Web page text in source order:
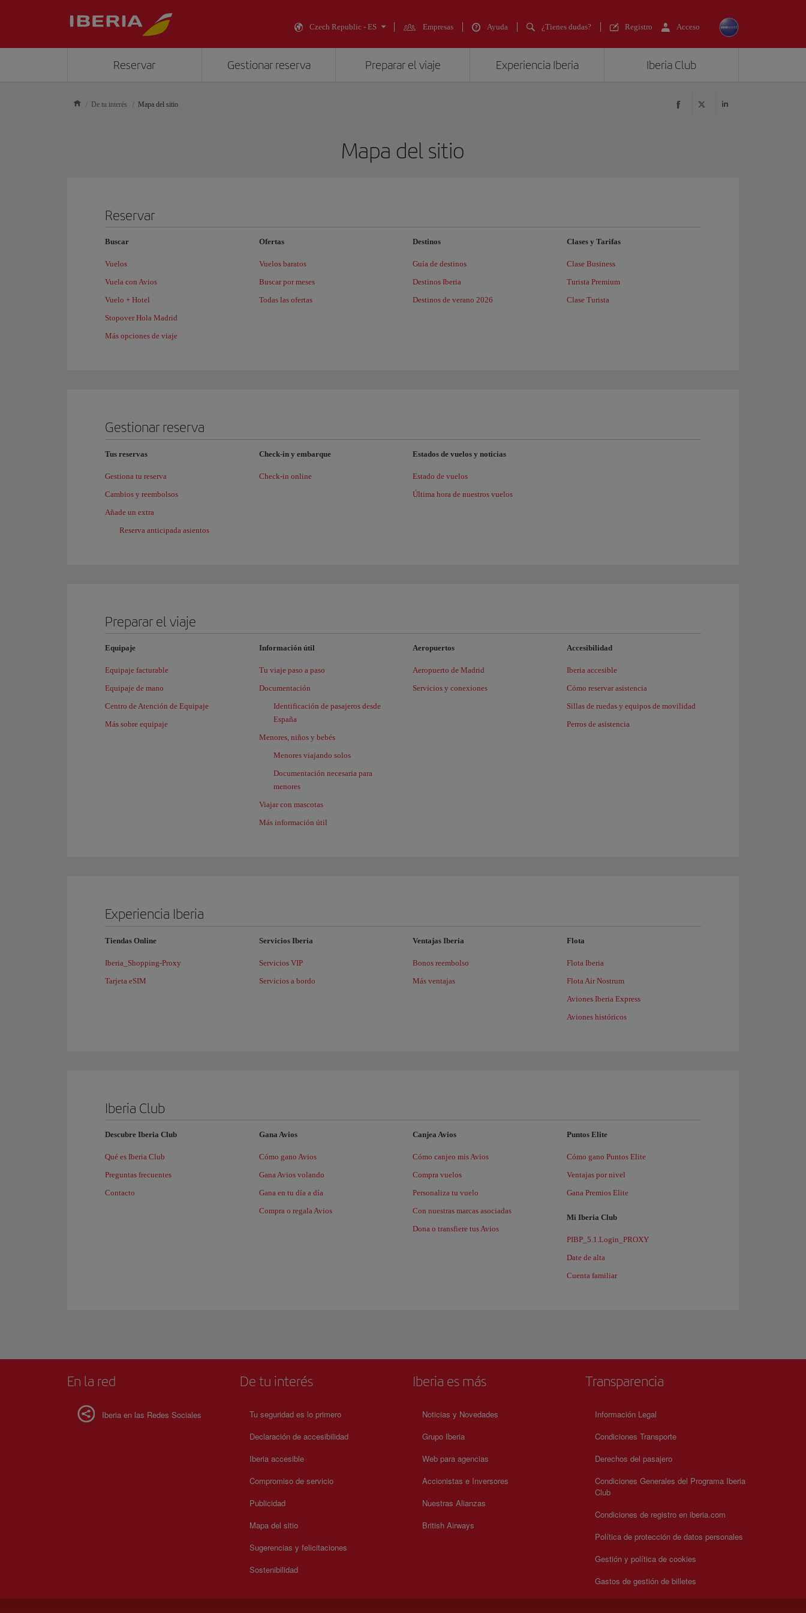
Czech Republic - ES Empresas Ayuda ¿Tienes dudas? Registro Acceso
Reservar Gestionar reserva Preparar el viaje Experiencia Iberia Iberia Club
De tu interés Mapa del sitio
Mapa del sitio
Reservar
Buscar
Vuelos
Vuela con Avios
Vuelo + Hotel
Stopover Hola Madrid
Más opciones de viaje
Ofertas
Vuelos baratos
Buscar por meses
Todas las ofertas
Destinos
Guía de destinos
Destinos Iberia
Destinos de verano 2026
Clases y Tarifas
Clase Business
Turista Premium
Clase Turista
Gestionar reserva
Tus reservas
Gestiona tu reserva
Cambios y reembolsos
Añade un extra
Reserva anticipada asientos
Check-in y embarque
Check-in online
Estados de vuelos y noticias
Estado de vuelos
Última hora de nuestros vuelos
Preparar el viaje
Equipaje
Equipaje facturable
Equipaje de mano
Centro de Atención de Equipaje
Más sobre equipaje
Información útil
Tu viaje paso a paso
Documentación
Identificación de pasajeros desde
España
Menores, niños y bebés
Menores viajando solos
Documentación necesaria para
menores
Viajar con mascotas
Más información útil
Aeropuertos
Aeropuerto de Madrid
Servicios y conexiones
Accesibilidad
Iberia accesible
Cómo reservar asistencia
Sillas de ruedas y equipos de movilidad
Perros de asistencia
Experiencia Iberia
Tiendas Online
Iberia_Shopping-Proxy
Tarjeta eSIM
Servicios Iberia
Servicios VIP
Servicios a bordo
Ventajas Iberia
Bonos reembolso
Más ventajas
Flota
Flota Iberia
Flota Air Nostrum
Aviones Iberia Express
Aviones históricos
Iberia Club
Descubre Iberia Club
Qué es Iberia Club
Preguntas frecuentes
Contacto
Gana Avios
Cómo gano Avios
Gana Avios volando
Gana en tu día a día
Compra o regala Avios
Canjea Avios
Cómo canjeo mis Avios
Compra vuelos
Personaliza tu vuelo
Con nuestras marcas asociadas
Dona o transfiere tus Avios
Puntos Elite
Cómo gano Puntos Elite
Ventajas por nivel
Gana Premios Elite
Mi Iberia Club
PIBP_5.1.Login_PROXY
Date de alta
Cuenta familiar
En la red
Iberia en las Redes Sociales
De tu interés
Tu seguridad es lo primero
Declaración de accesibilidad
Iberia accesible
Compromiso de servicio
Publicidad
Mapa del sitio
Sugerencias y felicitaciones
Sostenibilidad
Iberia es más
Noticias y Novedades
Grupo Iberia
Web para agencias
Accionistas e Inversores
Nuestras Alianzas
British Airways
Transparencia
Información Legal
Condiciones Transporte
Derechos del pasajero
Condiciones Generales del Programa Iberia
Club
Condiciones de registro en iberia.com
Política de protección de datos personales
Gestión y política de cookies
Gastos de gestión de billetes